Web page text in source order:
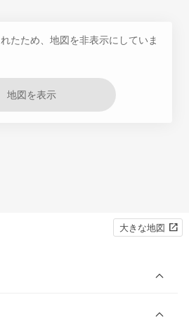
たため、地図を非表示にしていま
地図を表示
大きな地図